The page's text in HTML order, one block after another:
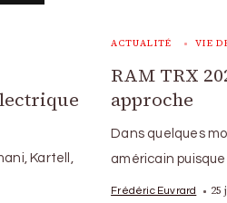
Kartell,
ACTUALITÉ VIE
RAM TRX
approche
Dans quelques
américain
Frédéric Euvrard 25